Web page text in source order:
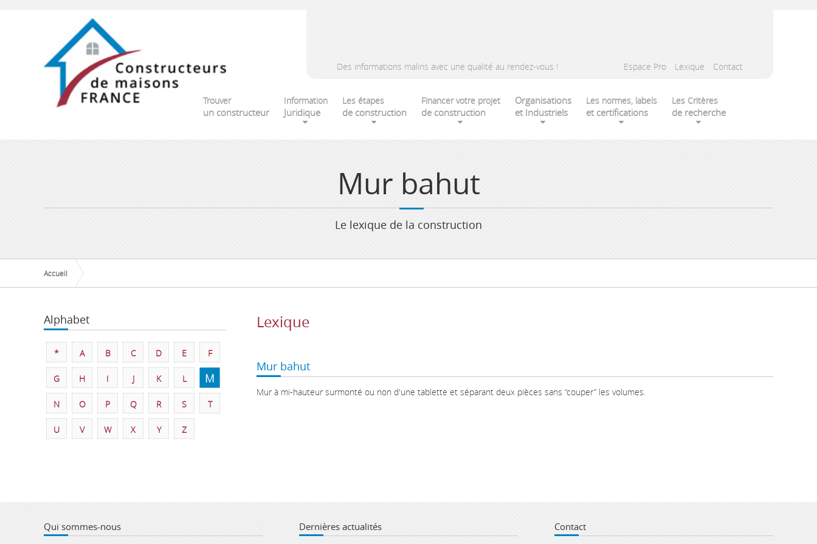
Des informations malins avec une qualité au rendez-vous ! Espace Pro Lexique Contact
Trouver
un constructeur
Information
Juridique
Les étapes
de construction
Financer votre projet
de construction
Organisations
et Industriels
Les normes, labels
et certifications
Les Critères
de recherche
Mur bahut
Le lexique de la construction
Accueil
Lexique
Mur bahut
Mur à mi-hauteur surmonté ou non d'une tablette et séparant deux pièces sans “couper” les volumes.
Alphabet
* A B C D E F
G H I J K L M
N O P Q R S T
U V W X Y Z
Qui sommes-nous Dernières actualités Contact